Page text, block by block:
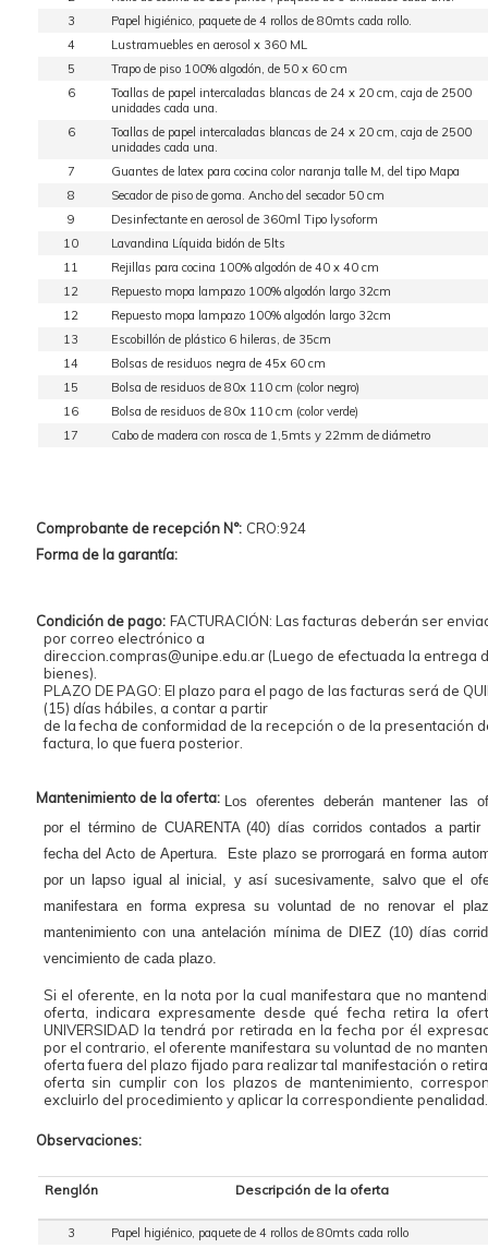
3
Papel higiénico, paquete de 4 rollos de 80mts cada rollo.
4
Lustramuebles en aerosol x 360 ML
5
Trapo de piso 100% algodón, de 50 x 60 cm
6
Toallas de papel intercaladas blancas de 24 x 20 cm, caja de 2500
unidades cada una.
6
Toallas de papel intercaladas blancas de 24 x 20 cm, caja de 2500
unidades cada una.
7
Guantes de latex para cocina color naranja talle M, del tipo Mapa
8
Secador de piso de goma. Ancho del secador 50 cm
9
Desinfectante en aerosol de 360ml Tipo lysoform
10
Lavandina Líquida bidón de 5lts
11
Rejillas para cocina 100% algodón de 40 x 40 cm
12
Repuesto mopa lampazo 100% algodón largo 32cm
12
Repuesto mopa lampazo 100% algodón largo 32cm
13
Escobillón de plástico 6 hileras, de 35cm
14
Bolsas de residuos negra de 45x 60 cm
15
Bolsa de residuos de 80x 110 cm (color negro)
16
Bolsa de residuos de 80x 110 cm (color verde)
17
Cabo de madera con rosca de 1,5mts y 22mm de diámetro
Comprobante de recepción N°: CRO:924
Forma de la garantía:
Condición de pago: FACTURACIÓN: Las facturas deberán ser
por correo electrónico a
direccion.compras@unipe.edu.ar (Luego de efectuada la entrega
bienes).
PLAZO DE PAGO: El plazo para el pago de las facturas será de
(15) días hábiles, a contar a partir
de la fecha de conformidad de la recepción o de la presentación
factura, lo que fuera posterior.
Mantenimiento de la oferta: Los oferentes deberán mantener las
por el término de CUARENTA (40) días corridos contados a partir
fecha del Acto de Apertura. Este plazo se prorrogará en forma
por un lapso igual al inicial, y así sucesivamente, salvo que el
manifestara en forma expresa su voluntad de no renovar el
mantenimiento con una antelación mínima de DIEZ (10) días
vencimiento de cada plazo.
Si el oferente, en la nota por la cual manifestara que no
oferta, indicara expresamente desde qué fecha retira la
UNIVERSIDAD la tendrá por retirada en la fecha por él
por el contrario, el oferente manifestara su voluntad de no
oferta fuera del plazo fijado para realizar tal manifestación o
oferta sin cumplir con los plazos de mantenimiento,
excluirlo del procedimiento y aplicar la correspondiente penalidad.
Observaciones:
Renglón Descripción de la oferta
3
Papel higiénico, paquete de 4 rollos de 80mts cada rollo